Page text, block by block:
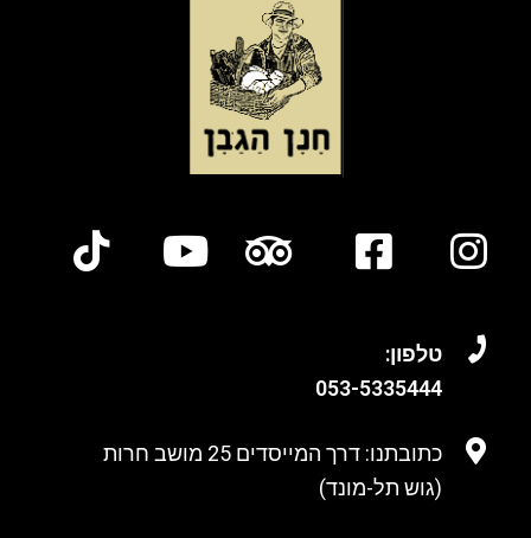
טלפון:
053-5335444
כתובתנו: דרך המייסדים 25 מושב חרות
(גוש תל-מונד)